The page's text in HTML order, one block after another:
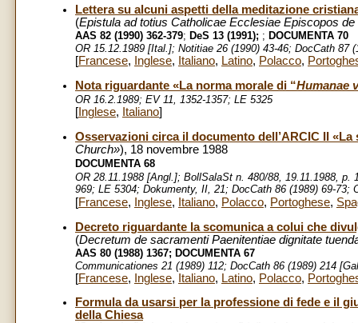
Lettera su alcuni aspetti della meditazione
(Epistula ad totius Catholicae Ecclesiae Episcopos
AAS 82 (1990) 362-379; DeS 13 (1991); ; DOCUMENTA 70
OR 15.12.1989 [Ital.]; Notitiae 26 (1990) 43-46; DocCath 87
[Francese, Inglese, Italiano, Latino, Polacco,
Nota riguardante «La norma morale di “Humanae
OR 16.2.1989; EV 11, 1352-1357; LE 5325
[ Inglese, Italiano]
Osservazioni circa il documento dell’ARCIC II «La
Church»), 18 novembre 1988
DOCUMENTA 68
OR 28.11.1988 [Angl.]; BollSalaSt n. 480/88, 19.11.1988,
969; LE 5304; Dokumenty, II, 21; DocCath 86 (1989) 69-73;
[Francese, Inglese, Italiano, Polacco, Portoghese,
Decreto riguardante la scomunica a colui che
(Decretum de sacramenti Paenitentiae dignitate
AAS 80 (1988) 1367; DOCUMENTA 67
Communicationes 21 (1989) 112; DocCath 86 (1989) 214
[Francese, Inglese, Italiano, Latino, Polacco,
Formula da usarsi per la professione di fede e il
della Chiesa